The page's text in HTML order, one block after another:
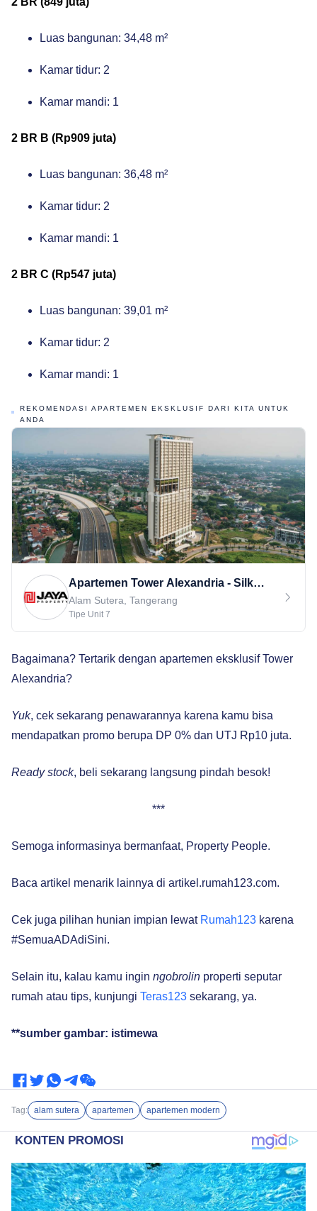
Luas bangunan: 34,48 m²
Kamar tidur: 2
Kamar mandi: 1
2 BR B (Rp909 juta)
Luas bangunan: 36,48 m²
Kamar tidur: 2
Kamar mandi: 1
2 BR C (Rp547 juta)
Luas bangunan: 39,01 m²
Kamar tidur: 2
Kamar mandi: 1
REKOMENDASI APARTEMEN EKSKLUSIF DARI KITA UNTUK
ANDA
Apartemen Tower Alexandria - Silk
Town
Alam Sutera, Tangerang
Tipe Unit7
Bagaimana? Tertarik dengan apartemen eksklusif Tower
Alexandria?
Yuk, cek sekarang penawarannya karena kamu bisa
mendapatkan promo berupa DP 0% dan UTJ Rp10 juta.
Ready stock, beli sekarang langsung pindah besok!
***
Semoga informasinya bermanfaat, Property People.
Baca artikel menarik lainnya di artikel.rumah123.com.
Cek juga pilihan hunian impian lewat Rumah123 karena
#SemuaADAdiSini.
Selain itu, kalau kamu ingin ngobrolin properti seputar
rumah atau tips, kunjungi Teras123 sekarang, ya.
**sumber gambar: istimewa
Tag: alam sutera apartemen apartemen modern